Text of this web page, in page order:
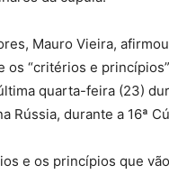
Mauro Vieira,
os “critérios e
quarta-feira (23)
Rússia, durante a 16ª
e os princípios que